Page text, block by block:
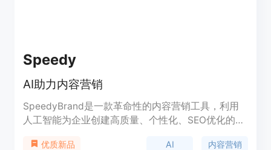
Speedy
AI助力内容营销
SpeedyBrand是一款革命性的内容营销工具，利用
人工智能为企业创建高质量、个性化、SEO优化的博
优质新品 AI 内容营销